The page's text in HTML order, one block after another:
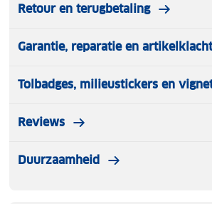
Retour en terugbetaling
Garantie, reparatie en
Tolbadges, milieustickers en
Reviews
Duurzaamheid